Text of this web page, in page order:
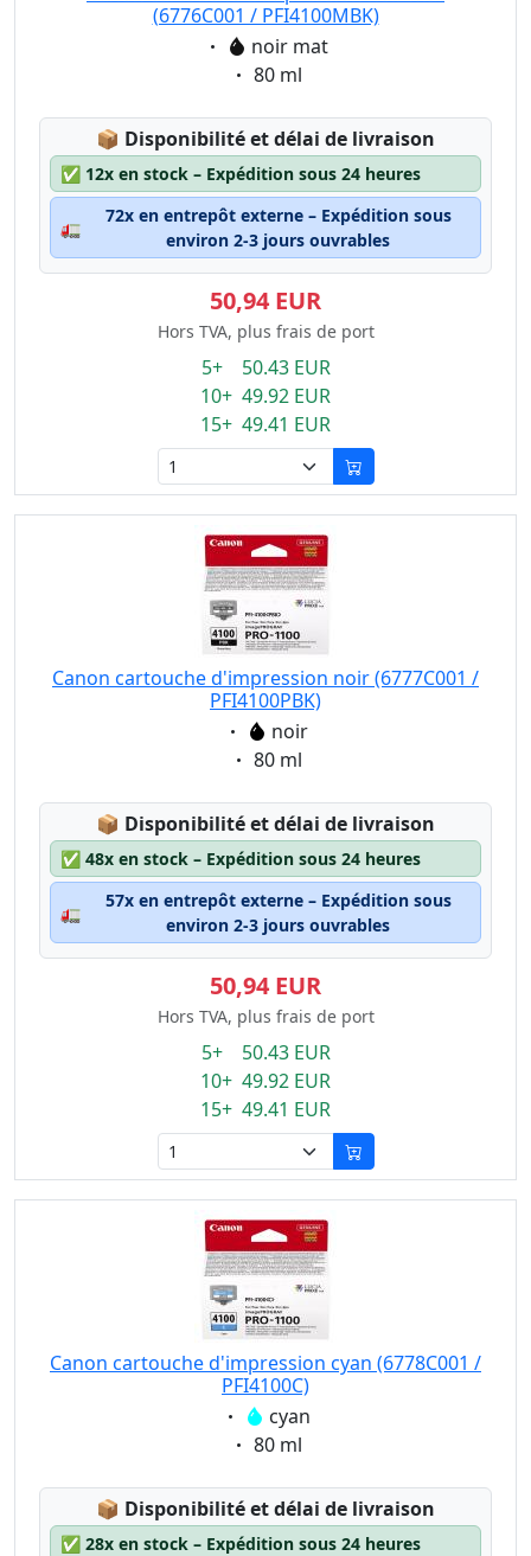
(6776C001 / PFI4100MBK)
Eigenschaft:
noir mat
Eigenschaft:
80 ml
📦 Lagerstatus:
Disponibilité et délai de livraison
✅ 12x en stock – Expédition sous 24 heures
🚛
72x en entrepôt externe – Expédition sous
environ 2-3 jours ouvrables
50,94 EUR
Hors TVA, plus frais de port
5+ 50.43 EUR
10+ 49.92 EUR
15+ 49.41 EUR
Canon cartouche d'impression noir (6777C001 /
PFI4100PBK)
Eigenschaft:
noir
Eigenschaft:
80 ml
📦 Lagerstatus:
Disponibilité et délai de livraison
✅ 48x en stock – Expédition sous 24 heures
🚛
57x en entrepôt externe – Expédition sous
environ 2-3 jours ouvrables
50,94 EUR
Hors TVA, plus frais de port
5+ 50.43 EUR
10+ 49.92 EUR
15+ 49.41 EUR
Canon cartouche d'impression cyan (6778C001 /
PFI4100C)
Eigenschaft:
cyan
Eigenschaft:
80 ml
📦 Lagerstatus:
Disponibilité et délai de livraison
✅ 28x en stock – Expédition sous 24 heures